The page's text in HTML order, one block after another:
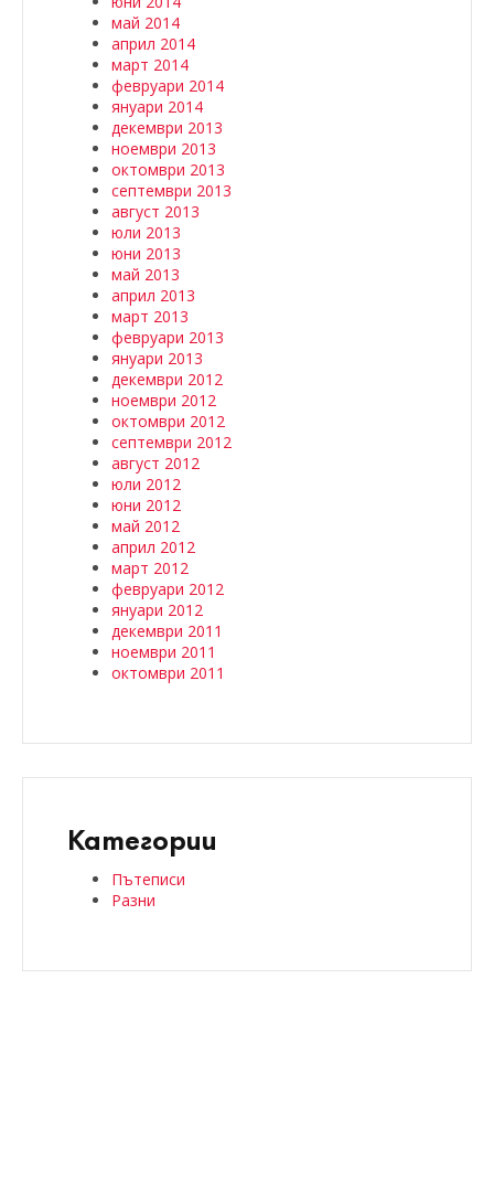
май 2014
април 2014
март 2014
февруари 2014
януари 2014
декември 2013
ноември 2013
октомври 2013
септември 2013
август 2013
юли 2013
юни 2013
май 2013
април 2013
март 2013
февруари 2013
януари 2013
декември 2012
ноември 2012
октомври 2012
септември 2012
август 2012
юли 2012
юни 2012
май 2012
април 2012
март 2012
февруари 2012
януари 2012
декември 2011
ноември 2011
октомври 2011
Категории
Пътеписи
Разни